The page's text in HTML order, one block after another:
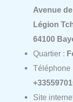
Avenue
Légion
64100
Quartier :
Téléphone
Site